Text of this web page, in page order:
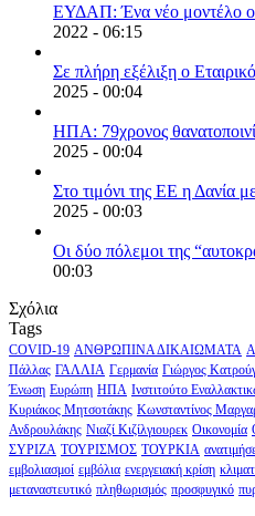
ΕΥΔΑΠ: Ένα νέο μοντέλο
2022 - 06:15
Σε πλήρη εξέλιξη ο
2025 - 00:04
ΗΠΑ: 79χρονος
2025 - 00:04
Στο τιμόνι της ΕΕ η Δανία
2025 - 00:03
Οι δύο πόλεμοι της
00:03
Σχόλια
Tags
COVID-19 ΑΝΘΡΩΠΙΝΑ ΔΙΚΑΙΩΜΑΤΑ
Πάλλας ΓΑΛΛΙΑ Γερμανία Γιώργος
Ένωση Ευρώπη ΗΠΑ Ινστιτούτο
Κυριάκος Μητσοτάκης Κωνσταντίνος
Ανδρουλάκης Νιαζί Κιζίλγιουρεκ Οικονομία
ΣΥΡΙΖΑ ΤΟΥΡΙΣΜΟΣ ΤΟΥΡΚΙΑ
εμβολιασμοί εμβόλια ενεργειακή κρίση
μεταναστευτικό πληθωρισμός προσφυγικό